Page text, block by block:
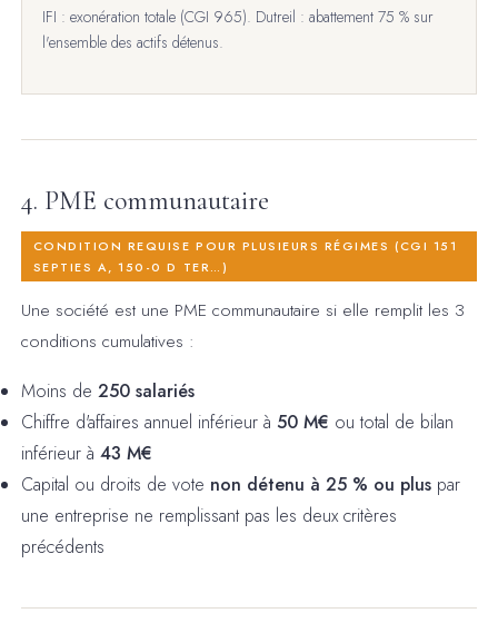
IFI : exonération totale (CGI 965). Dutreil : abattement 75 % sur
l'ensemble des actifs détenus.
4. PME communautaire
CONDITION REQUISE POUR PLUSIEURS RÉGIMES (CGI 151
SEPTIES A, 150-0 D TER…)
Une société est une PME communautaire si elle remplit les 3
conditions cumulatives :
Moins de250 salariés
Chiffre d'affaires annuel inférieur à 50 M€ ou total de bilan
inférieur à43 M€
Capital ou droits de vote non détenu à 25 % ou plus par
une entreprise ne remplissant pas les deux critères
précédents